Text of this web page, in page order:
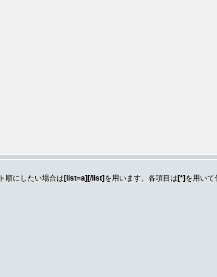
順にしたい場合は [list=a][/list] を用います。各項目は [*] を用いて